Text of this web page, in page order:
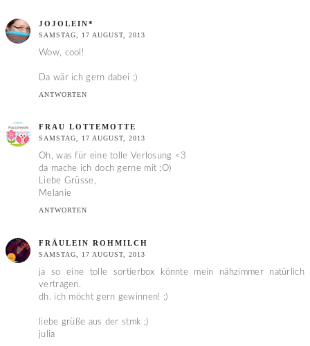
JOJOLEIN*
SAMSTAG, 17 AUGUST, 2013
Wow, cool!
Da wär ich gern dabei ;)
ANTWORTEN
FRAU LOTTEMOTTE
SAMSTAG, 17 AUGUST, 2013
Oh, was für eine tolle Verlosung <3
da mache ich doch gerne mit ;O)
Liebe Grüsse,
Melanie
ANTWORTEN
FRÄULEIN ROHMILCH
SAMSTAG, 17 AUGUST, 2013
ja so eine tolle sortierbox könnte mein nähzimmer natürlich
vertragen.
dh. ich möcht gern gewinnen! :)
liebe grüße aus der stmk ;)
julia